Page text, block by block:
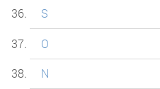
S
O
N